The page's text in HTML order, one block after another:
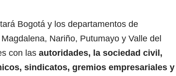
Bogotá y los departamentos de
Nariño, Putumayo y Valle del
con las autoridades, la sociedad civil,
sindicatos, gremios empresariales y